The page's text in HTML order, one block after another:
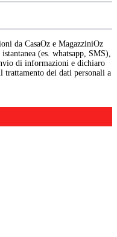
da CasaOz e MagazziniOz
(es. whatsapp, SMS),
di informazioni e dichiaro
dei dati personali a